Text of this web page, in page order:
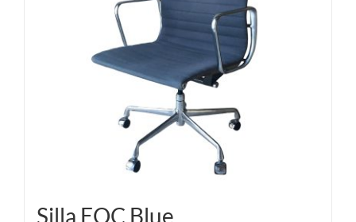
Silla EOC Blue